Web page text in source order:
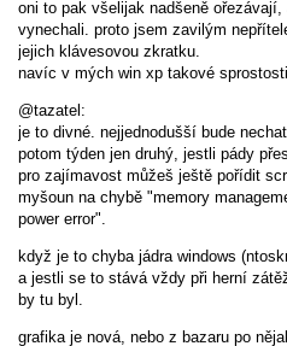
oni to pak všelijak nadšeně
vynechali. proto jsem zavilým
jejich klávesovou zkratku.
navíc v mých win xp takové
@tazatel:
je to divné. nejjednodušší bude
potom týden jen druhý, jestli pády
pro zajímavost můžeš ještě pořídit
myšoun na chybě "memory
power error".
když je to chyba jádra windows
a jestli se to stává vždy při herní
by tu byl.
grafika je nová, nebo z bazaru po